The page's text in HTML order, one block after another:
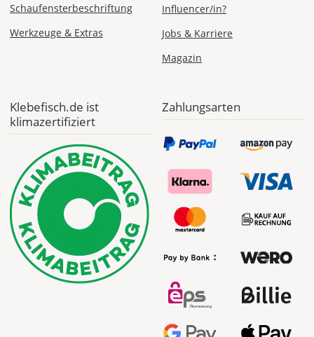
Produktionskosten
Dir
Schaufensterbeschriftung
Werkzeuge & Extras
Influencer/in?
Jobs & Karriere
Magazin
Klebefisch.de ist
klimazertifiziert
Zahlungsarten